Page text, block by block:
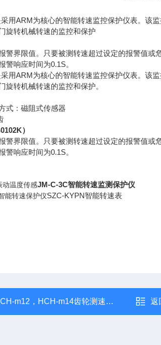
用ARM为核心的智能转速监控保护仪表。该
旋转机械转速的监控和保护
警界限值。只要被测转速超过设定的报警值
警响应时间为0.1S。
用ARM为核心的智能转速监控保护仪表。该
旋转机械转速的监控和保护。
式：磁阻式传感器
）
警界限值。只要被测转速超过设定的报警值
警响应时间为0.1S。
动温度传感JM-C-3C智能转速监测保护仪
能转速保护仪SZC-KYPN智能转速表
m12，HCH-m14齿轮测速传感器 返